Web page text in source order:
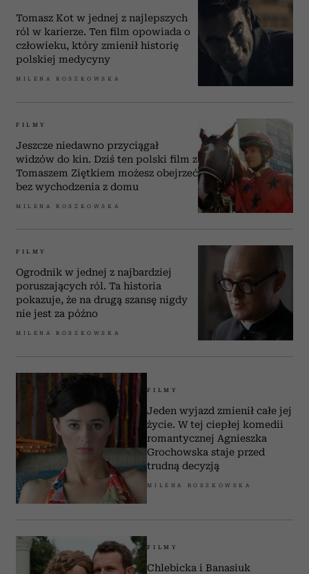
Tomasz Kot w jednej z najlepszych
ról w karierze. Ten film opowiada o
człowieku, który zmienił historię
polskiej medycyny
MILENA ROSZKOWSKA
FILMY
Jeszcze niedawno przyciągał
widzów do kin. Dziś ten polski film z
Tomaszem Ziętkiem możesz obejrzeć
bez wychodzenia z domu
MILENA ROSZKOWSKA
FILMY
Ogrodnik w jednej z najbardziej
poruszających ról. Ta historia
pokazuje, że na drugą szansę nigdy
nie jest za późno
MILENA ROSZKOWSKA
FILMY
Jeden wyjazd zmienił całe jej
życie. W tej ciepłej komedii
romantycznej Agnieszka
Grochowska staje przed
trudną decyzją
MILENA ROSZKOWSKA
FILMY
Chlebicka i Banasiuk